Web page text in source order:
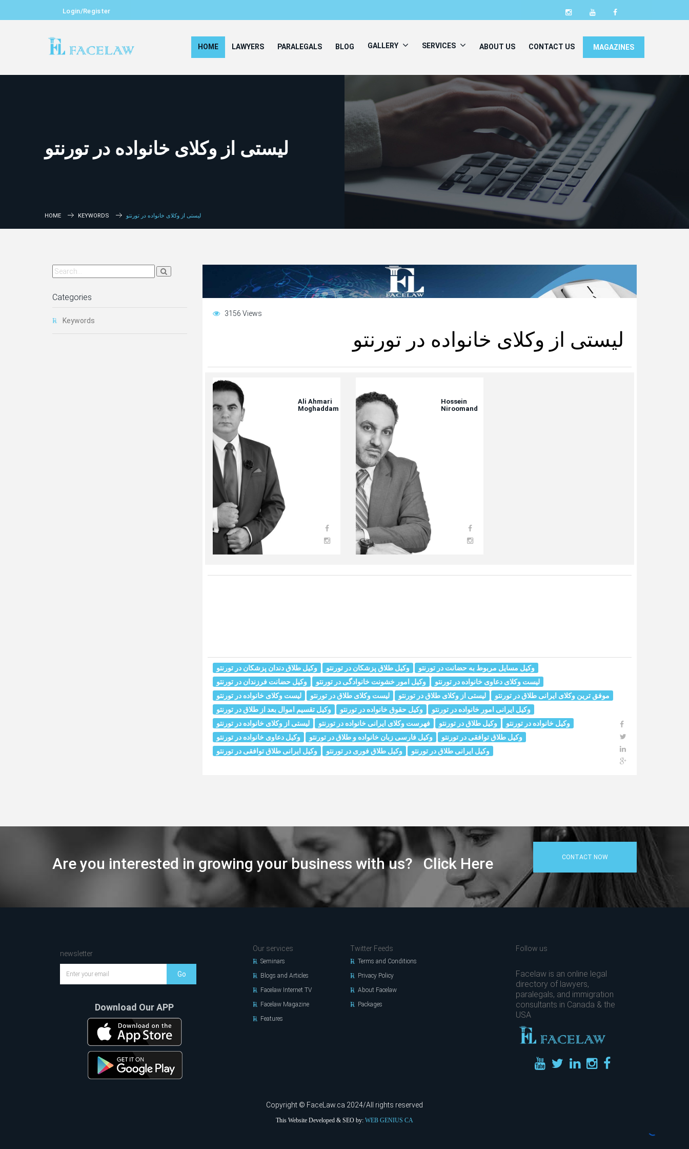
Login/Register
HOME LAWYERS PARALEGALS BLOG GALLERY SERVICES ABOUT US CONTACT US MAGAZINES
لیستی از وکلای خانواده در تورنتو
HOME KEYWORDS لیستی از وکلای خانواده در تورنتو
Categories
Keywords
3156 Views
لیستی از وکلای خانواده در تورنتو
Ali Ahmari
Moghaddam
Hossein
Niroomand
وکیل طلاق دندان پزشکان در تورنتو وکیل طلاق پزشکان در تورنتو
وکیل مسایل مربوط به حضانت در تورنتو
وکیل حضانت فرزندان در تورنتو
وکیل امور خشونت خانوادگی در تورنتو
لیست وکلای دعاوی خانواده در تورنتو
لیست وکلای خانواده در تورنتو
لیست وکلای طلاق در تورنتو لیستی از وکلای طلاق در تورنتو
موفق ترین وکلای ایرانی طلاق در تورنتو
وکیل تقسیم اموال بعد از طلاق در تورنتو
وکیل حقوق خانواده در تورنتو
وکیل ایرانی امور خانواده در تورنتو
لیستی از وکلای خانواده در تورنتو
فهرست وکلای ایرانی خانواده در تورنتو وکیل طلاق در تورنتو
وکیل خانواده در تورنتو
وکیل دعاوی خانواده در تورنتو
وکیل فارسی زبان خانواده و طلاق در تورنتو
وکیل طلاق توافقی در تورنتو
وکیل ایرانی طلاق توافقی در تورنتو
وکیل طلاق فوری در تورنتو وکیل ایرانی طلاق در تورنتو
Are you interested in growing your business with us? Click Here CONTACT NOW
newsletter
Go
Download Our APP
Our services
Seminars
Blogs and Articles
Facelaw Internet TV
Facelaw Magazine
Features
Twitter Feeds
Terms and Conditions
Privacy Policy
About Facelaw
Packages
Follow us
Facelaw is an online legal
directory of lawyers,
paralegals, and immigration
consultants in Canada & the
USA
Copyright © FaceLaw.ca 2024/All rights reserved
This Website Developed & SEO by: WEB GENIUS CA